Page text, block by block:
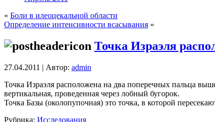
« Боли в илеоцекальной области
Определение интенсивности всасывания »
Точка Израэля
27.04.2011 | Автор: admin
Точка Израэля расположена на два поперечных пальца
вертикальная, проведенная через лобный бугорок.
Точка Базы (околопупочная) это точка, в которой
Рубрика: Исследования